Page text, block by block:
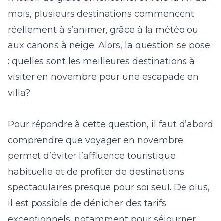
mois, plusieurs destinations commencent
réellement à s’animer, grâce à la météo ou
aux canons à neige. Alors, la question se pose
: quelles sont les meilleures destinations à
visiter en novembre pour une escapade en
villa?
Pour répondre à cette question, il faut d’abord
comprendre que voyager en novembre
permet d’éviter l’affluence touristique
habituelle et de profiter de destinations
spectaculaires presque pour soi seul. De plus,
il est possible de dénicher des tarifs